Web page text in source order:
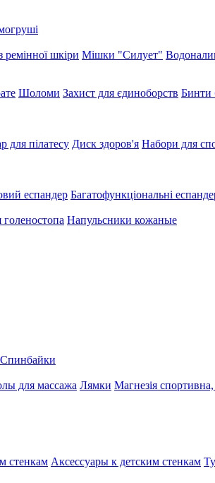
ремінної шкіри Мішки "Силует"
Шоломи Захист для єдиноборств Бинти
для пілатесу Диск здоров'я Набори для
еспандер Багатофункціональні
Напульсники кожаные
Спинбайки
для массажа Лямки Магнезія спортивна,
стенкам Аксессуары к детским стенкам